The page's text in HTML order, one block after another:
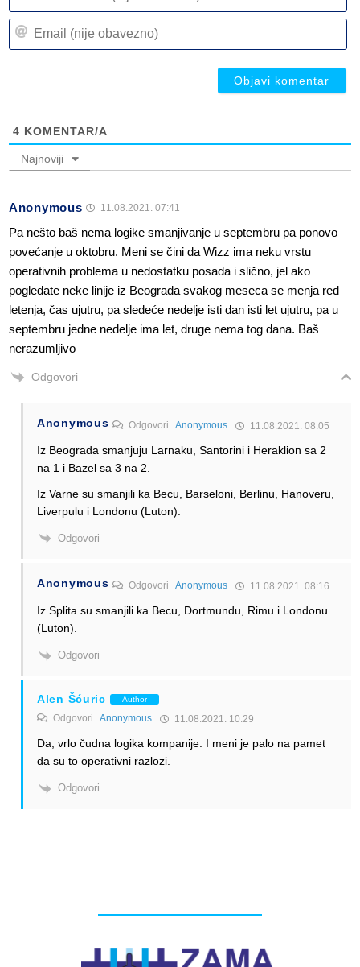
4 KOMENTAR/A
Najnoviji
Anonymous 11.08.2021. 07:41
Pa nešto baš nema logike smanjivanje u septembru pa ponovo
povećanje u oktobru. Meni se čini da Wizz ima neku vrstu
operativnih problema u nedostatku posada i slično, jel ako
pogledate neke linije iz Beograda svakog meseca se menja red
letenja, čas ujutru, pa sledeće nedelje isti dan isti let ujutru, pa u
septembru jedne nedelje ima let, druge nema tog dana. Baš
nerazumljivo
Odgovori
Anonymous OdgovoriAnonymous 11.08.2021. 08:05
Iz Beograda smanjuju Larnaku, Santorini i Heraklion sa 2
na 1 i Bazel sa 3 na 2.
Iz Varne su smanjili ka Becu, Barseloni, Berlinu, Hanoveru,
Liverpulu i Londonu (Luton).
Odgovori
Anonymous OdgovoriAnonymous 11.08.2021. 08:16
Iz Splita su smanjili ka Becu, Dortmundu, Rimu i Londonu
(Luton).
Odgovori
Alen Šćuric Author
Odgovori Anonymous 11.08.2021. 10:29
Da, vrlo čudna logika kompanije. I meni je palo na pamet
da su to operativni razlozi.
Odgovori